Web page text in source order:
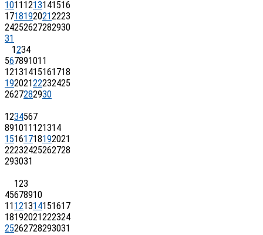
1011 1213141516
17181920212223
24252627282930
31
1234
567891011
12131415161718
19202122232425
2627282930
1234567
891011 121314
15161718192021
22232425262728
293031
123
45678910
11 121314151617
18192021222324
25262728293031